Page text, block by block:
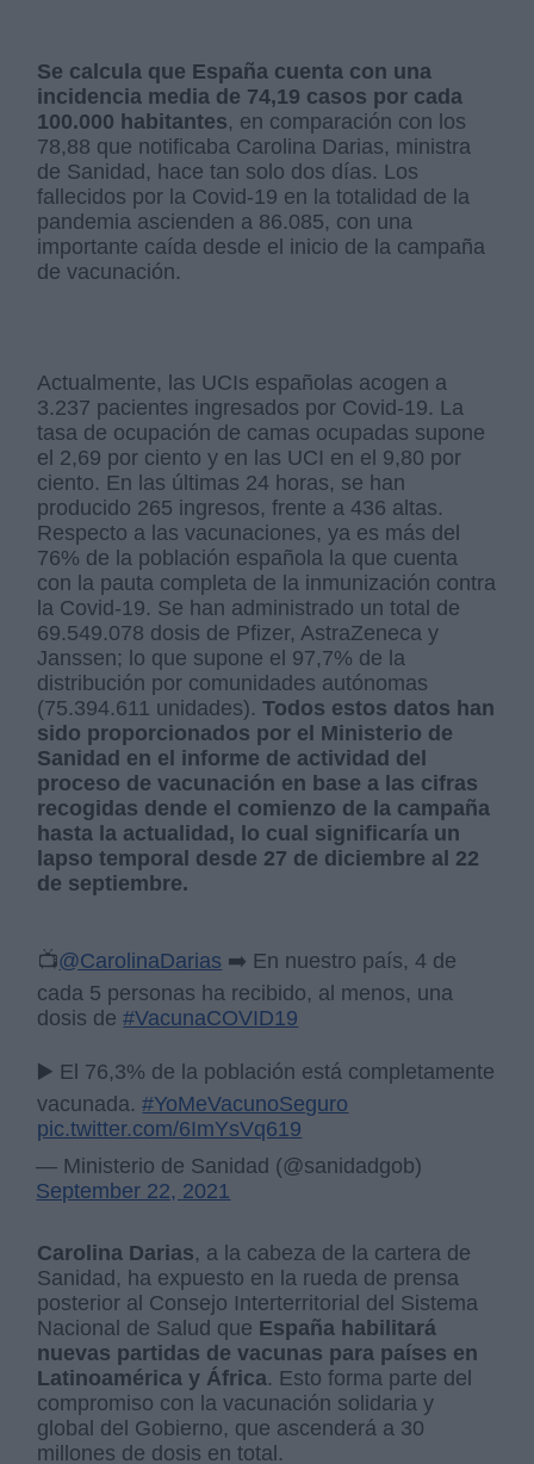
Se calcula que España cuenta con una
incidencia media de 74,19 casos por cada
100.000 habitantes, en comparación con los
78,88 que notificaba Carolina Darias, ministra
de Sanidad, hace tan solo dos días. Los
fallecidos por la Covid-19 en la totalidad de la
pandemia ascienden a 86.085, con una
importante caída desde el inicio de la campaña
de vacunación.
Actualmente, las UCIs españolas acogen a
3.237 pacientes ingresados por Covid-19. La
tasa de ocupación de camas ocupadas supone
el 2,69 por ciento y en las UCI en el 9,80 por
ciento. En las últimas 24 horas, se han
producido 265 ingresos, frente a 436 altas.
Respecto a las vacunaciones, ya es más del
76% de la población española la que cuenta
con la pauta completa de la inmunización contra
la Covid-19. Se han administrado un total de
69.549.078 dosis de Pfizer, AstraZeneca y
Janssen; lo que supone el 97,7% de la
distribución por comunidades autónomas
(75.394.611 unidades).Todos estos datos han
sido proporcionados por el Ministerio de
Sanidad en el informe de actividad del
proceso de vacunación en base a las cifras
recogidas dende el comienzo de la campaña
hasta la actualidad, lo cual significaría un
lapso temporal desde 27 de diciembre al 22
de septiembre.
📺@CarolinaDarias ➡️ En nuestro país, 4 de
cada 5 personas ha recibido, al menos, una
dosis de#VacunaCOVID19
▶️ El 76,3% de la población está completamente
vacunada.#YoMeVacunoSeguro
pic.twitter.com/6ImYsVq619
— Ministerio de Sanidad (@sanidadgob)
September 22, 2021
Carolina Darias, a la cabeza de la cartera de
Sanidad, ha expuesto en la rueda de prensa
posterior al Consejo Interterritorial del Sistema
Nacional de Salud que España habilitará
nuevas partidas de vacunas para países en
Latinoamérica y África. Esto forma parte del
compromiso con la vacunación solidaria y
global del Gobierno, que ascenderá a 30
millones de dosis en total.